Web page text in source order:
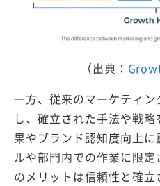
（出典：
一方、従来のマーケティ
し、確立された手法や戦
果やブランド認知度向上
ルや部門内での作業に限
のメリットは信頼性と確